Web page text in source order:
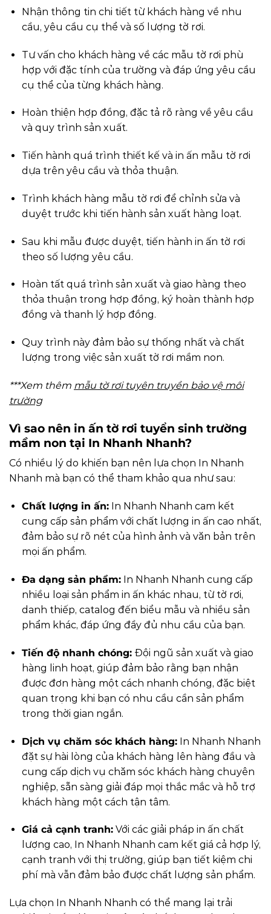
Nhận thông tin chi tiết từ khách hàng về nhu
cầu, yêu cầu cụ thể và số lượng tờ rơi.
Tư vấn cho khách hàng về các mẫu tờ rơi phù
hợp với đặc tính của trường và đáp ứng yêu cầu
cụ thể của từng khách hàng.
Hoàn thiện hợp đồng, đặc tả rõ ràng về yêu cầu
và quy trình sản xuất.
Tiến hành quá trình thiết kế và in ấn mẫu tờ rơi
dựa trên yêu cầu và thỏa thuận.
Trình khách hàng mẫu tờ rơi để chỉnh sửa và
duyệt trước khi tiến hành sản xuất hàng loạt.
Sau khi mẫu được duyệt, tiến hành in ấn tờ rơi
theo số lượng yêu cầu.
Hoàn tất quá trình sản xuất và giao hàng theo
thỏa thuận trong hợp đồng, ký hoàn thành hợp
đồng và thanh lý hợp đồng.
Quy trình này đảm bảo sự thống nhất và chất
lượng trong việc sản xuất tờ rơi mầm non.
***Xem thêm mẫu tờ rơi tuyên truyền bảo vệ môi
trường
Vì sao nên in ấn tờ rơi tuyển sinh trường
mầm non tại In Nhanh Nhanh?
Có nhiều lý do khiến bạn nên lựa chọn In Nhanh
Nhanh mà bạn có thể tham khảo qua như sau:
Chất lượng in ấn:In Nhanh Nhanh cam kết
cung cấp sản phẩm với chất lượng in ấn cao nhất,
đảm bảo sự rõ nét của hình ảnh và văn bản trên
mọi ấn phẩm.
Đa dạng sản phẩm:In Nhanh Nhanh cung cấp
nhiều loại sản phẩm in ấn khác nhau, từ tờ rơi,
danh thiếp, catalog đến biểu mẫu và nhiều sản
phẩm khác, đáp ứng đầy đủ nhu cầu của bạn.
Tiến độ nhanh chóng:Đội ngũ sản xuất và giao
hàng linh hoạt, giúp đảm bảo rằng bạn nhận
được đơn hàng một cách nhanh chóng, đặc biệt
quan trọng khi bạn có nhu cầu cần sản phẩm
trong thời gian ngắn.
Dịch vụ chăm sóc khách hàng:In Nhanh Nhanh
đặt sự hài lòng của khách hàng lên hàng đầu và
cung cấp dịch vụ chăm sóc khách hàng chuyên
nghiệp, sẵn sàng giải đáp mọi thắc mắc và hỗ trợ
khách hàng một cách tận tâm.
Giá cả cạnh tranh:Với các giải pháp in ấn chất
lượng cao, In Nhanh Nhanh cam kết giá cả hợp lý,
cạnh tranh với thị trường, giúp bạn tiết kiệm chi
phí mà vẫn đảm bảo được chất lượng sản phẩm.
Lựa chọn In Nhanh Nhanh có thể mang lại trải